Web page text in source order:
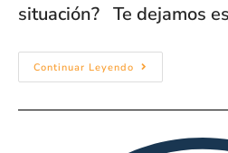
situación? Te dejamos
Continuar Leyendo